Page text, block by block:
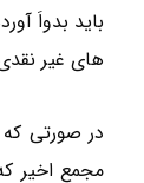
باید بدواَ
های غیر
در صورتی
مجمع اخیر